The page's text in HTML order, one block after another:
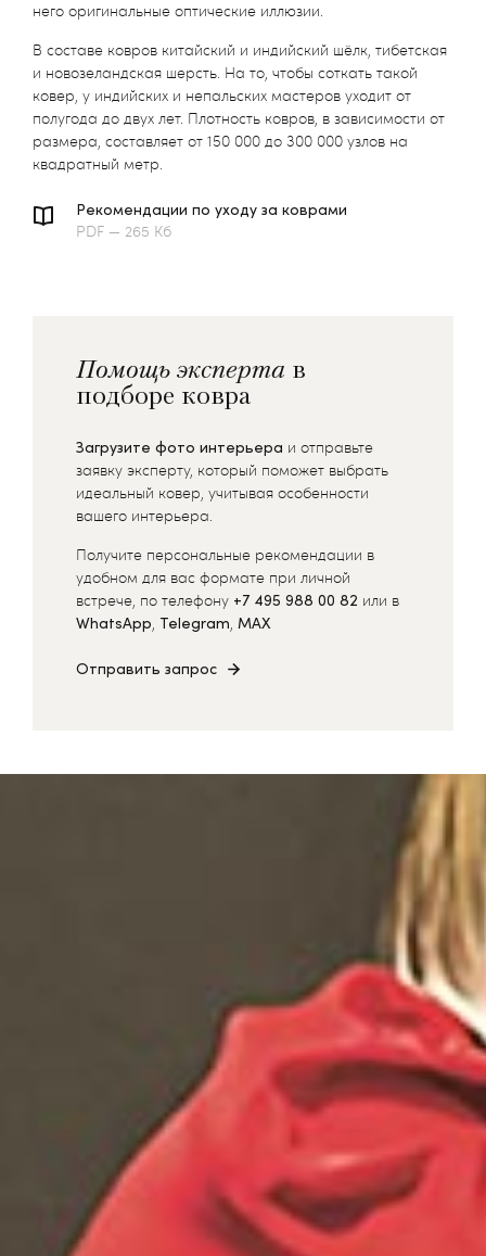
него оригинальные оптические иллюзии.
В составе ковров китайский и индийский шёлк, тибетская
и новозеландская шерсть. На то, чтобы соткать такой
ковер, у индийских и непальских мастеров уходит от
полугода до двух лет. Плотность ковров, в зависимости от
размера, составляет от 150 000 до 300 000 узлов на
квадратный метр.
Рекомендации по уходу за коврами
PDF — 265 Кб
Помощь эксперта в
подборе ковра
Загрузите фото интерьера и отправьте
заявку эксперту, который поможет выбрать
идеальный ковер, учитывая особенности
вашего интерьера.
Получите персональные рекомендации в
удобном для вас формате при личной
встрече, по телефону +7 495 988 00 82 или в
WhatsApp, Telegram, MAX
Отправить запрос